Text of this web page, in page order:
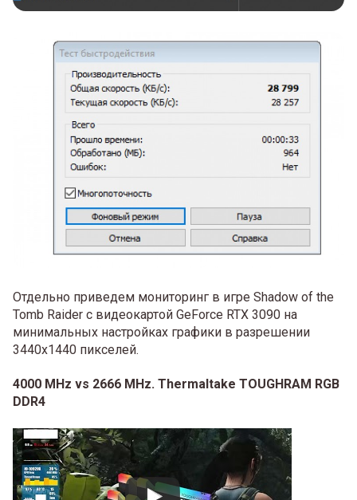
Отдельно приведем мониторинг в игре Shadow of the
Tomb Raider с видеокартой GeForce RTX 3090 на
минимальных настройках графики в разрешении
3440х1440 пикселей.
4000 MHz vs 2666 MHz. Thermaltake TOUGHRAM RGB
DDR4